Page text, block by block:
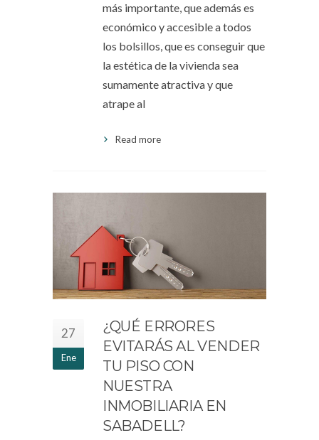
más importante, que además es
económico y accesible a todos
los bolsillos, que es conseguir que
la estética de la vivienda sea
sumamente atractiva y que
atrape al
Read more
27
Ene
¿QUÉ ERRORES
EVITARÁS AL VENDER
TU PISO CON
NUESTRA
INMOBILIARIA EN
SABADELL?